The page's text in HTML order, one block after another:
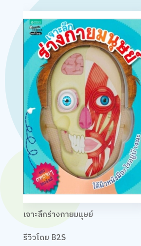
เจาะลึกร่างกายมนุษย์
รีวิวโดย B2S